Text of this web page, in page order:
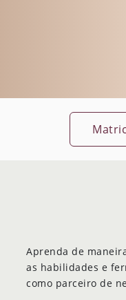
Aprenda de
as habilidades e
como parceiro de